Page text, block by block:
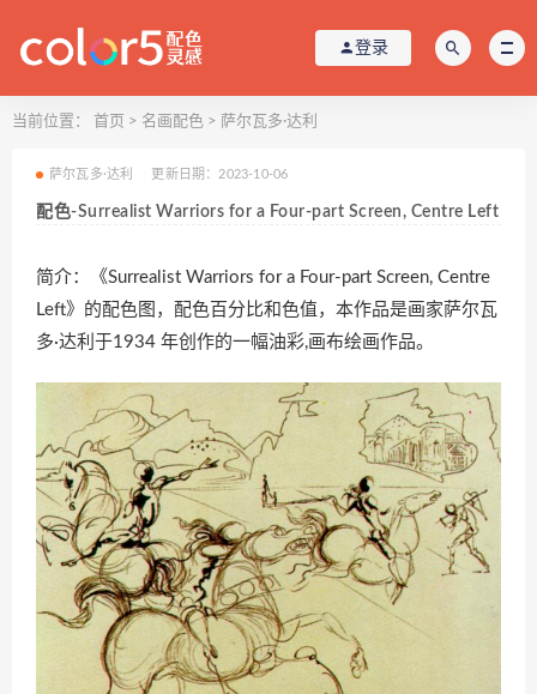
登录
当前位置： 首页 > 名画配色 > 萨尔瓦多·达利
萨尔瓦多·达利 更新日期：2023-10-06
配色-Surrealist Warriors for a Four-part Screen, Centre Left
简介：《Surrealist Warriors for a Four-part Screen, Centre
Left》的配色图，配色百分比和色值，本作品是画家萨尔瓦
多·达利于1934 年创作的一幅油彩,画布绘画作品。